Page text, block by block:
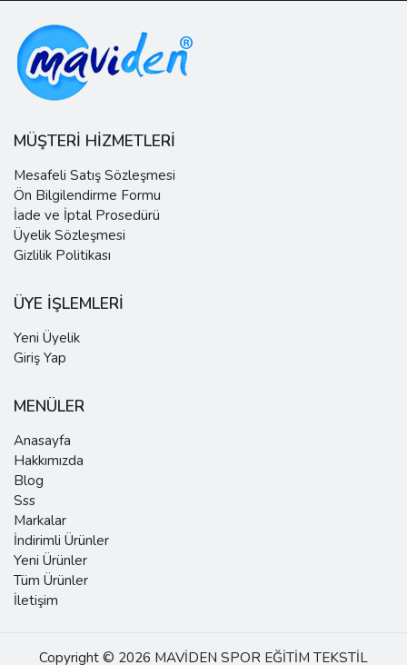
MÜŞTERİ HİZMETLERİ
Mesafeli Satış Sözleşmesi
Ön Bilgilendirme Formu
İade ve İptal Prosedürü
Üyelik Sözleşmesi
Gizlilik Politikası
ÜYE İŞLEMLERİ
Yeni Üyelik
Giriş Yap
MENÜLER
Anasayfa
Hakkımızda
Blog
Sss
Markalar
İndirimli Ürünler
Yeni Ürünler
Tüm Ürünler
İletişim
Copyright © 2026 MAVİDEN SPOR EĞİTİM TEKSTİL